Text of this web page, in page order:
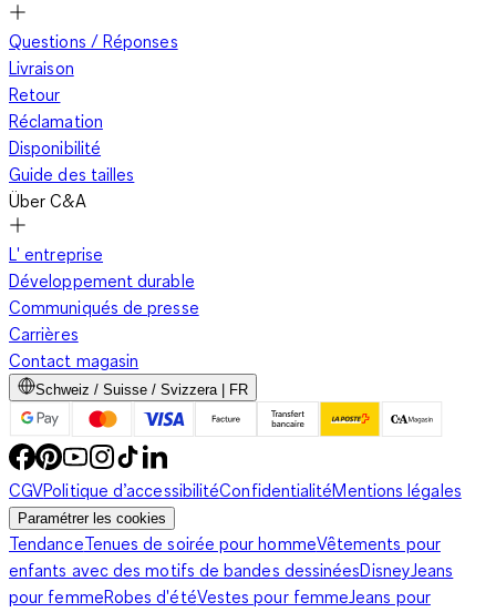
Questions / Réponses
Livraison
Retour
Réclamation
Disponibilité
Guide des tailles
Über C&A
L' entreprise
Développement durable
Communiqués de presse
Carrières
Contact magasin
Schweiz / Suisse / Svizzera | FR
CGVPolitique d’accessibilitéConfidentialitéMentions légales
Paramétrer les cookies
TendanceTenues de soirée pour hommeVêtements pour
enfants avec des motifs de bandes dessinéesDisney Jeans
pour femmeRobes d'étéVestes pour femme Jeans pour